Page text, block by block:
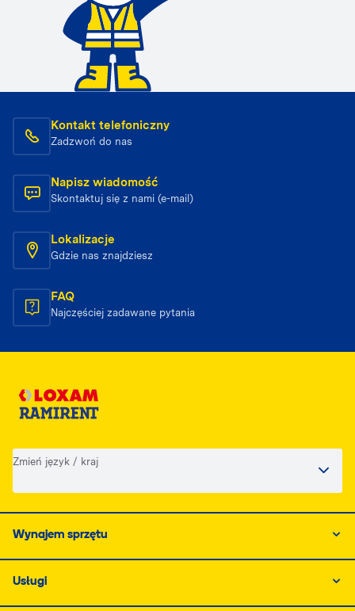
Kontakt telefoniczny
Zadzwoń do nas
Napisz wiadomość
Skontaktuj się z nami (e-mail)
Lokalizacje
Gdzie nas znajdziesz
FAQ
Najczęściej zadawane pytania
Zmień język / kraj
Wynajem sprzętu
Usługi